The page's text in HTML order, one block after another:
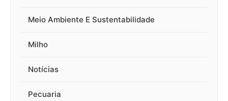
Meio Ambiente E Sustentabilidade
Milho
Notícias
Pecuaria